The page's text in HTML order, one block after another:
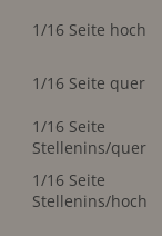
1/16 Seite hoch
1/16 Seite quer
1/16 Seite
Stellenins/quer
1/16 Seite
Stellenins/hoch